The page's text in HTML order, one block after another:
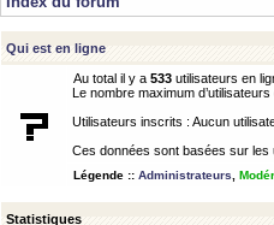
Qui est en ligne
Au total il y a 533 utilisateurs en
Le nombre maximum
Utilisateurs inscrits : Aucun
Ces données sont basées sur les
Légende :: Administrateurs
Statistiques